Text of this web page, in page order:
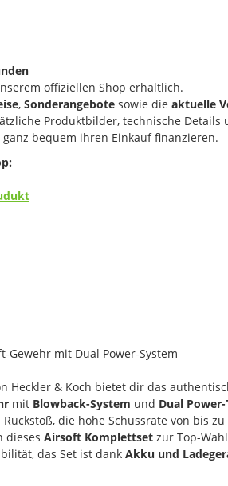
offiziellen Shop erhältlich.
, Sonderangebote sowie die aktuelle
Produktbilder, technische Details
bequem ihren Einkauf finanzieren.
Gewehr mit Dual Power-System
Heckler & Koch bietet dir das
mit Blowback-System und Dual
die hohe Schussrate von bis
dieses Airsoft Komplettset zur Top-
das Set ist dank Akku und